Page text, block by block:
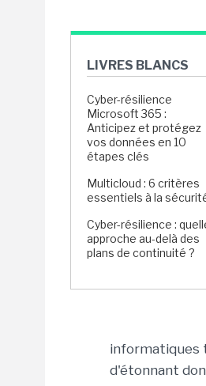
LIVRES BLANCS
Cyber-résilience
Microsoft 365 :
Anticipez et protégez
vos données en 10
étapes clés
Multicloud : 6 critères
essentiels à la
Cyber-résilience :
approche au-delà des
plans de continuité ?
informatiques
d'étonnant